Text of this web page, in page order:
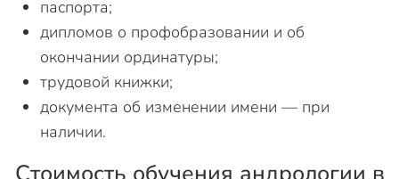
паспорта;
дипломов о профобразовании и об
окончании ординатуры;
трудовой книжки;
документа об изменении имени — при
наличии.